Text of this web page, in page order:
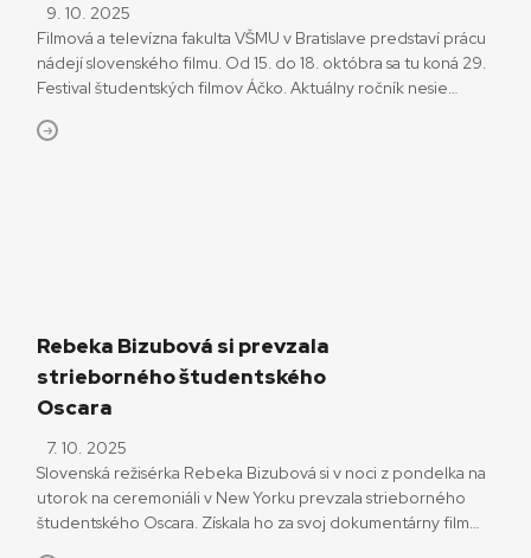
9. 10. 2025
Filmová a televízna fakulta VŠMU v Bratislave predstaví prácu
nádejí slovenského filmu. Od 15. do 18. októbra sa tu koná 29.
Festival študentských filmov Áčko. Aktuálny ročník nesie
spomienka, vízia, alternatívna budúcnosť či paralelný svet. Sen
Rebeka Bizubová si prevzala
strieborného študentského
Oscara
7. 10. 2025
Slovenská režisérka Rebeka Bizubová si v noci z pondelka na
utorok na ceremoniáli v New Yorku prevzala strieborného
študentského Oscara. Získala ho za svoj dokumentárny film